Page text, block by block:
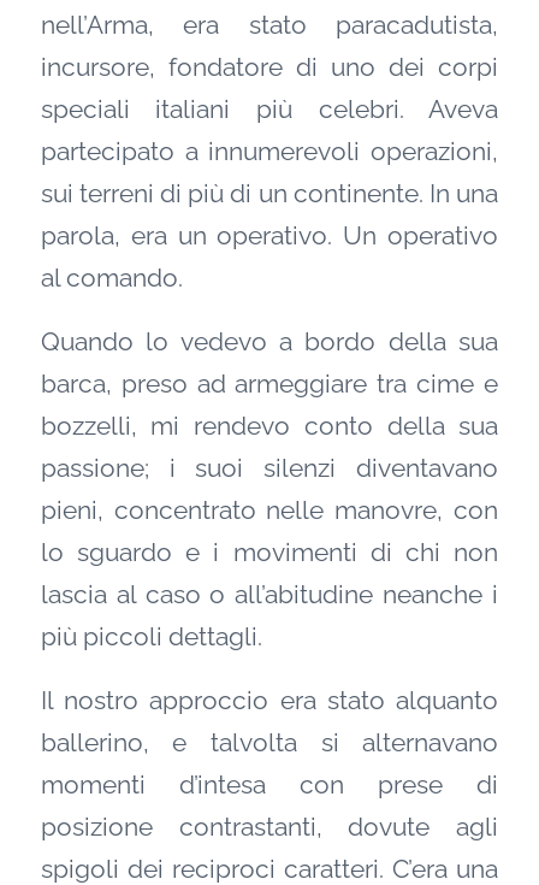
nell’Arma, era stato paracadutista,
incursore, fondatore di uno dei corpi
speciali italiani più celebri. Aveva
partecipato a innumerevoli operazioni,
sui terreni di più di un continente. In una
parola, era un operativo. Un operativo
al comando.
Quando lo vedevo a bordo della sua
barca, preso ad armeggiare tra cime e
bozzelli, mi rendevo conto della sua
passione; i suoi silenzi diventavano
pieni, concentrato nelle manovre, con
lo sguardo e i movimenti di chi non
lascia al caso o all’abitudine neanche i
più piccoli dettagli.
Il nostro approccio era stato alquanto
ballerino, e talvolta si alternavano
momenti d’intesa con prese di
posizione contrastanti, dovute agli
spigoli dei reciproci caratteri. C’era una